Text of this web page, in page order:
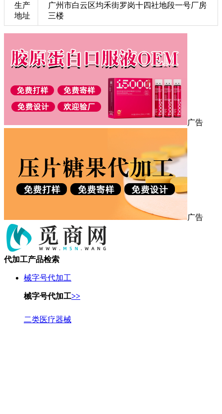
生产
地址
广州市白云区均禾街罗岗十四社地段一号厂房
三楼
广告
广告
代加工产品检索
械字号代加工
械字号代加工>>
二类医疗器械